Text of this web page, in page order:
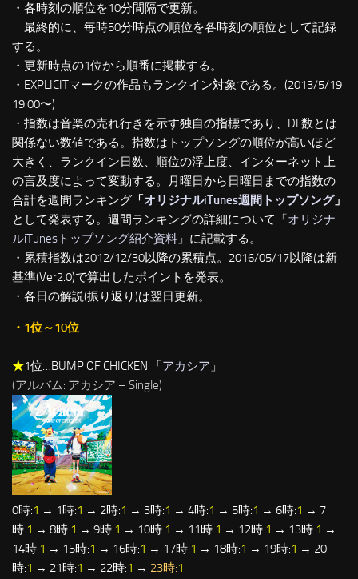
・各時刻の順位を10分間隔で更新。
最終的に、毎時50分時点の順位を各時刻の順位として記録
する。
・更新時点の1位から順番に掲載する。
・EXPLICITマークの作品もランクイン対象である。(2013/5/19
19:00〜)
・指数は音楽の売れ行きを示す独自の指標であり、DL数とは
関係ない数値である。指数はトップソングの順位が高いほど
大きく、ランクイン日数、順位の浮上度、インターネット上
の言及度によって変動する。月曜日から日曜日までの指数の
合計を週間ランキング 「オリジナルiTunes週間トップソング」
として発表する。週間ランキングの詳細について「オリジナ
ルiTunesトップソング紹介資料 」に記載する。
・累積指数は2012/12/30以降の累積点。2016/05/17以降は新
基準(Ver2.0)で算出したポイントを発表。
・各日の解説(振り返り)は翌日更新。
・1位～10位
★1位…BUMP OF CHICKEN 「アカシア 」
(アルバム: アカシア – Single)
0時:1 → 1時:1 → 2時:1 → 3時:1 → 4時:1 → 5時:1 → 6時:1 → 7
時:1 → 8時:1 → 9時:1 → 10時:1 → 11時:1 → 12時:1 → 13時:1 →
14時:1 → 15時:1 → 16時:1 → 17時:1 → 18時:1 → 19時:1 → 20
時:1 → 21時:1 → 22時:1 → 23時:1